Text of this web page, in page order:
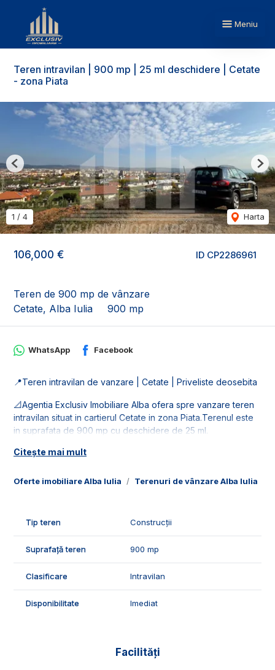
Meniu
Teren intravilan | 900 mp | 25 ml deschidere | Cetate
- zona Piata
ID CP2286961
106,000 €
Teren de 900 mp de vânzare
Cetate, Alba Iulia
900 mp
1 / 4 Harta
Previous
Oferte imobiliare Alba Iulia Terenuri de vânzare Alba Iulia
WhatsApp Facebook
📍Teren intravilan de vanzare | Cetate | Priveliste deosebita
📐Agentia Exclusiv Imobiliare Alba ofera spre vanzare teren
intravilan situat in cartierul Cetate in zona Piata.Terenul este
in suprafata de 900 mp cu deschidere de 25 ml.
🚰Dispune de toate utiliatile: apa, gaz, curent si canalizare.
🤝Recomandam acest teren pentru clientii care doresc o
vizionari, suntem disponibili pentru dumneavostra, Echipa
Exclusiv Imobiliare Alba!
Citește mai mult
Tip teren Construcții
Suprafață teren 900 mp
Clasificare Intravilan
Disponibilitate Imediat
Facilități